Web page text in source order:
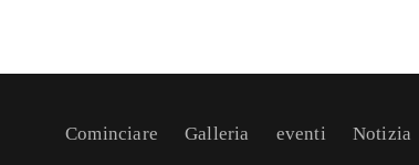
Cominciare Galleria eventi Notizia